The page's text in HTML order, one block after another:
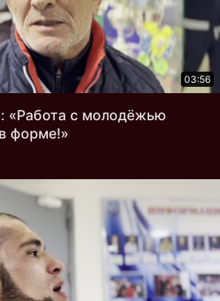
03:56
«Работа с молодёжью
форме!»